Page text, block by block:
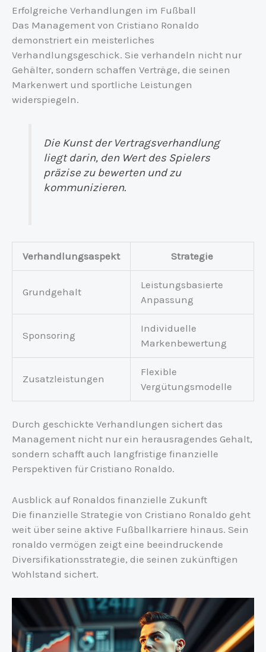
Erfolgreiche Verhandlungen im Fußball
Das Management von Cristiano Ronaldo
demonstriert ein meisterliches
Verhandlungsgeschick. Sie verhandeln nicht nur
Gehälter, sondern schaffen Verträge, die seinen
Markenwert und sportliche Leistungen
widerspiegeln.
Die Kunst der Vertragsverhandlung
liegt darin, den Wert des Spielers
präzise zu bewerten und zu
kommunizieren.
Verhandlungsaspekt Strategie
Grundgehalt
Leistungsbasierte
Anpassung
Sponsoring
Individuelle
Markenbewertung
Zusatzleistungen
Flexible
Vergütungsmodelle
Durch geschickte Verhandlungen sichert das
Management nicht nur ein herausragendes Gehalt,
sondern schafft auch langfristige finanzielle
Perspektiven für Cristiano Ronaldo.
Ausblick auf Ronaldos finanzielle Zukunft
Die finanzielle Strategie von Cristiano Ronaldo geht
weit über seine aktive Fußballkarriere hinaus. Sein
ronaldo vermögen zeigt eine beeindruckende
Diversifikationsstrategie, die seinen zukünftigen
Wohlstand sichert.